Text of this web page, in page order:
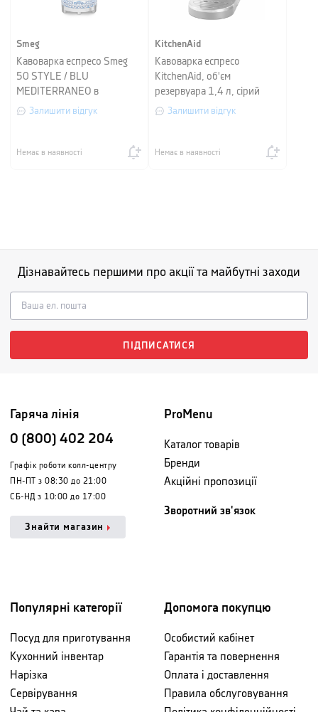
Smeg
Кавоварка еспресо Smeg
50 STYLE / BLU
MEDITERRANEO в
колаборації з Dolce &
Залишити відгук
Немає в наявності
KitchenAid
Кавоварка еспресо
KitchenAid, об'єм
резервуара 1,4 л, сірий
вугілля
Залишити відгук
Немає в наявності
Дізнавайтесь першими про акції та майбутні заходи
ПІДПИСАТИСЯ
Гаряча лінія
0 (800) 402 204
Графік роботи колл-центру
ПН-ПТ з 08:30 до 21:00
СБ-НД з 10:00 до 17:00
Знайти магазин
ProMenu
Каталог товарів
Бренди
Акційні пропозиції
Зворотний зв'язок
Популярні категорії
Посуд для приготування
Кухонний інвентар
Нарізка
Сервірування
Допомога покупцю
Особистий кабінет
Гарантія та повернення
Оплата і доставлення
Правила обслуговування